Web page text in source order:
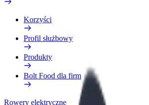
Korzyści
Profil służbowy
Produkty
Bolt Food dla firm
Rowery elektryczne